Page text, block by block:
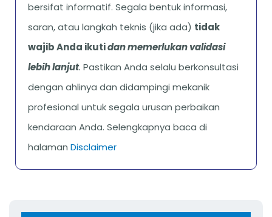
bersifat informatif. Segala bentuk informasi,
saran, atau langkah teknis (jika ada) tidak
wajib Anda ikutidan memerlukan validasi
lebih lanjut. Pastikan Anda selalu berkonsultasi
dengan ahlinya dan didampingi mekanik
profesional untuk segala urusan perbaikan
kendaraan Anda. Selengkapnya baca di
halaman Disclaimer